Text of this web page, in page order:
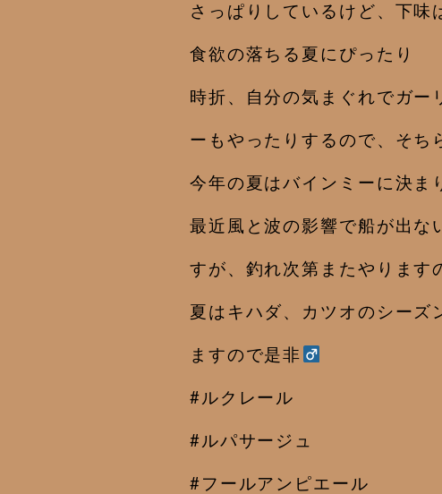
さっぱりしているけど、下味
食欲の落ちる夏にぴったり
時折、自分の気まぐれでガー
ーもやったりするので、そち
今年の夏はバインミーに決ま
最近風と波の影響で船が出な
すが、釣れ次第またやります
夏はキハダ、カツオのシーズ
ますので是非‍
#ルクレール
#ルパサージュ
#フールアンピエール